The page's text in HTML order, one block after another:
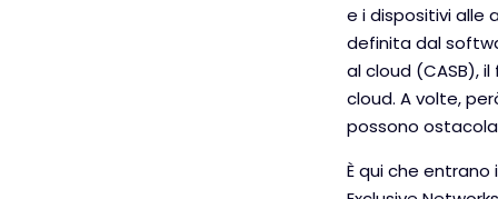
e i dispositivi alle
definita dal
al cloud (CASB),
cloud. A volte,
possono
È qui che entrano